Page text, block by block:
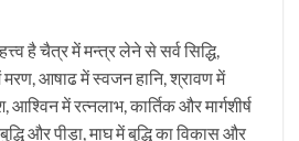
है चैत्र में मन्त्र लेने से सर्व सिद्धि,
आषाढ में स्वजन हानि, श्रावण में
आश्विन में रत्नलाभ, कार्तिक और मार्गशीर्ष
और पीड़ा, माघ में बुद्धि का विकास और